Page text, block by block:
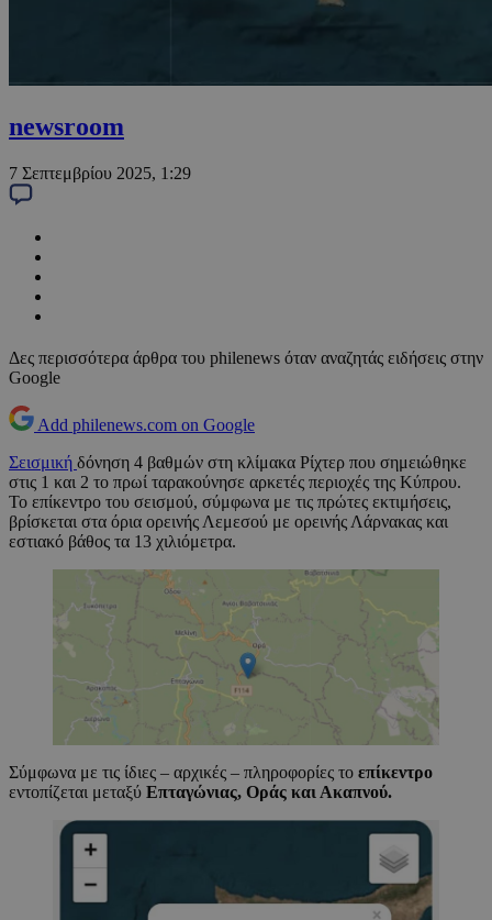
newsroom
7 Σεπτεμβρίου 2025, 1:29
Δες περισσότερα άρθρα του philenews όταν αναζητάς ειδήσεις στην
Google
Add philenews.com on Google
Σεισμική δόνηση 4 βαθμών στη κλίμακα Ρίχτερ που σημειώθηκε
στις 1 και 2 το πρωί ταρακούνησε αρκετές περιοχές της Κύπρου.
Το επίκεντρο του σεισμού, σύμφωνα με τις πρώτες εκτιμήσεις,
βρίσκεται στα όρια ορεινής Λεμεσού με ορεινής Λάρνακας και
εστιακό βάθος τα 13 χιλιόμετρα.
Σύμφωνα με τις ίδιες – αρχικές – πληροφορίες το επίκεντρο
εντοπίζεται μεταξύ Επταγώνιας, Οράς και Ακαπνού.